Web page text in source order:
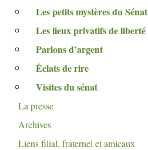
Les petits mystères du Sénat
Les lieux privatifs de liberté
Parlons d’argent
Éclats de rire
Visites du sénat
La presse
Archives
Liens filial, fraternel et amicaux